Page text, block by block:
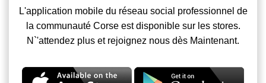
L'application mobile du réseau social professionnel de
la communauté Corse est disponible sur les stores.
N`'attendez plus et rejoignez nous dès Maintenant.